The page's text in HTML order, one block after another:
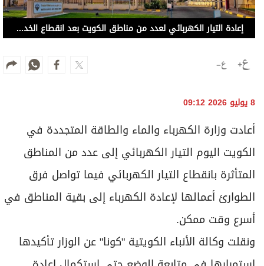
إعادة التيار الكهربائي لعدد من مناطق الكويت بعد انقطاع الخدمة
8 يوليو 2026 09:12
أعادت وزارة الكهرباء والماء والطاقة المتجددة في
الكويت اليوم التيار الكهربائي إلى عدد من المناطق
المتأثرة بانقطاع التيار الكهربائي فيما تواصل فرق
الطوارئ أعمالها لإعادة الكهرباء إلى بقية المناطق في
أسرع وقت ممكن.
ونقلت وكالة الأنباء الكويتية "كونا" عن الوزار تأكيدها